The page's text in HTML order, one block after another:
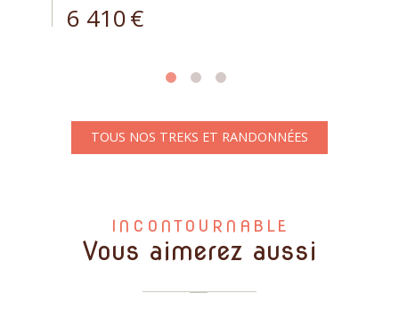
6 410€
TOUS NOS TREKS ET RANDONNÉES
INCONTOURNABLE
Vous aimerez aussi